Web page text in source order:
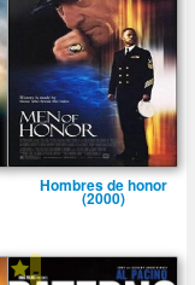
Hombres de honor
(2000)
-